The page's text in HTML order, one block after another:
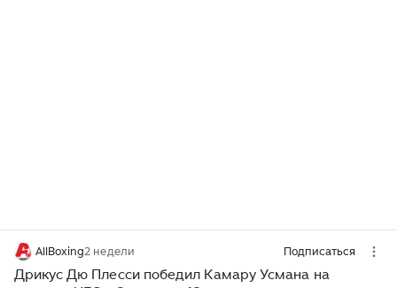
AllBoxing2 недели Подписаться
Дрикус Дю Плесси победил Камару Усмана на